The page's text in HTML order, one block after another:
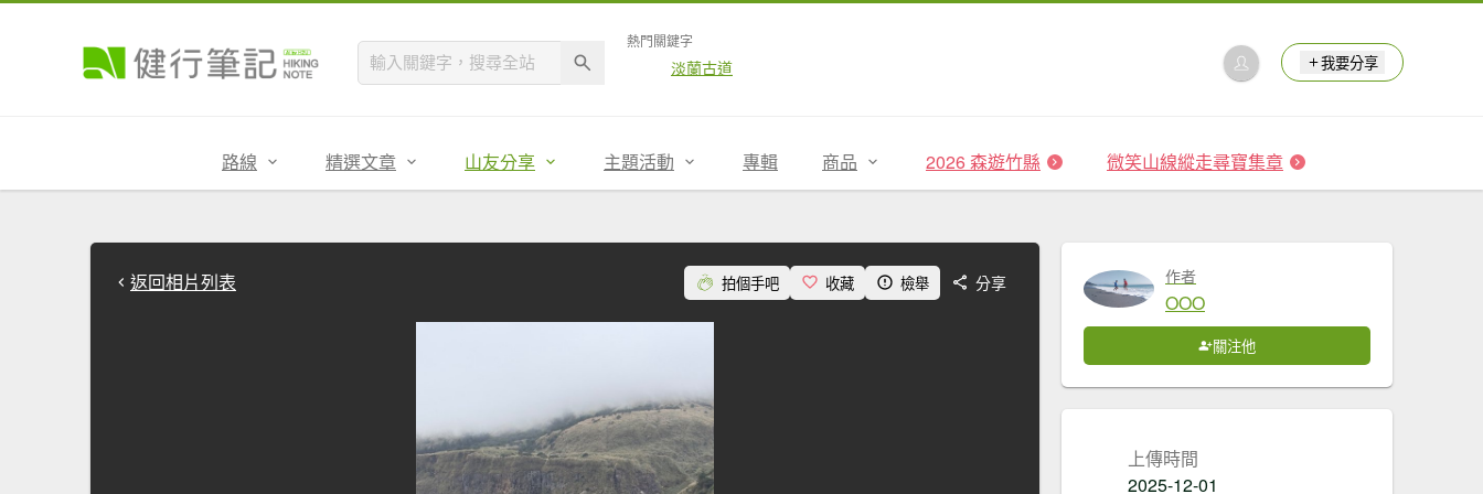
熱門關鍵字
淡蘭古道 我要分享
路線 精選文章 山友分享 主題活動 專輯 商品 2026 森遊竹縣 微笑山線縱走尋寶集章
返回相片列表 拍個手吧 收藏 檢舉 分享 作者
OOO
關注他
上傳時間
2025-12-01